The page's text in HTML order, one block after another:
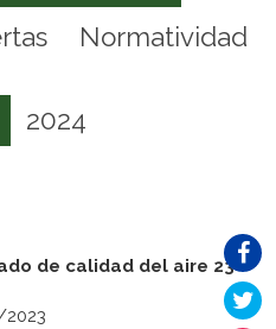
Normatividad
2024
de calidad del aire 23-